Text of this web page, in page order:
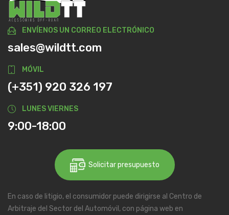
ENVÍENOS UN CORREO ELECTRÓNICO
sales@wildtt.com
MÓVIL
(+351) 920 326 197
LUNES VIERNES
9:00-18:00
Solicitar presupuesto
En caso de litigio, el consumidor puede dirigirse al Centro de
Arbitraje del Sector del Automóvil, con página web en